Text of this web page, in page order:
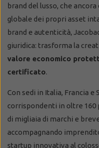
brand del lusso, che
globale dei propri asset
brand e autenticità,
giuridica: trasforma la
valore economico
certificato.
Con sedi in Italia, Francia e
corrispondenti in oltre 160
di migliaia di marchi e
accompagnando
startup innovativa al